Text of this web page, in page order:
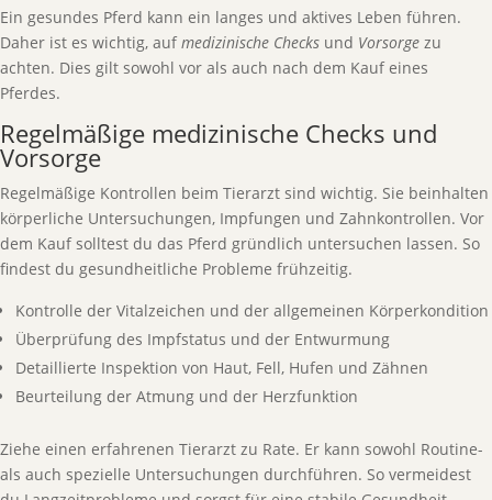
Ein gesundes Pferd kann ein langes und aktives Leben führen.
Daher ist es wichtig, aufmedizinische Checks und Vorsorge zu
achten. Dies gilt sowohl vor als auch nach dem Kauf eines
Pferdes.
Regelmäßige medizinische Checks und
Vorsorge
Regelmäßige Kontrollen beim Tierarzt sind wichtig. Sie beinhalten
körperliche Untersuchungen, Impfungen und Zahnkontrollen. Vor
dem Kauf solltest du das Pferd gründlich untersuchen lassen. So
findest du gesundheitliche Probleme frühzeitig.
Kontrolle der Vitalzeichen und der allgemeinen Körperkondition
Überprüfung des Impfstatus und der Entwurmung
Detaillierte Inspektion von Haut, Fell, Hufen und Zähnen
Beurteilung der Atmung und der Herzfunktion
Ziehe einen erfahrenen Tierarzt zu Rate. Er kann sowohl Routine-
als auch spezielle Untersuchungen durchführen. So vermeidest